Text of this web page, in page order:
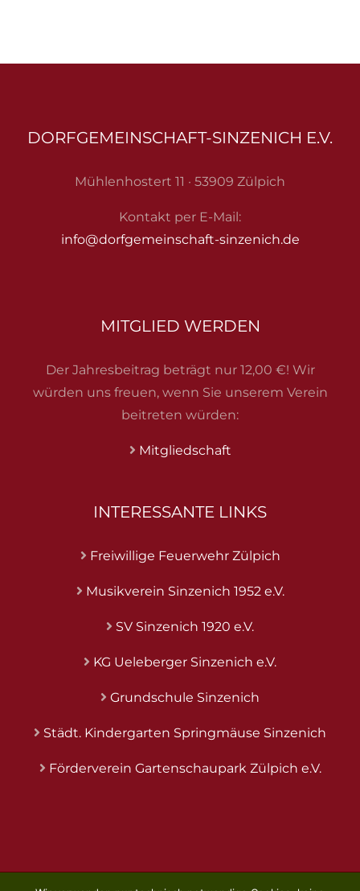
DORFGEMEINSCHAFT-SINZENICH E.V.
Mühlenhostert 11 · 53909 Zülpich
Kontakt per E-Mail:
info@dorfgemeinschaft-sinzenich.de
MITGLIED WERDEN
Der Jahresbeitrag beträgt nur 12,00 €! Wir
würden uns freuen, wenn Sie unserem Verein
beitreten würden:
Mitgliedschaft
INTERESSANTE LINKS
Freiwillige Feuerwehr Zülpich
Musikverein Sinzenich 1952 e.V.
SV Sinzenich 1920 e.V.
KG Ueleberger Sinzenich e.V.
Grundschule Sinzenich
Städt. Kindergarten Springmäuse Sinzenich
Förderverein Gartenschaupark Zülpich e.V.